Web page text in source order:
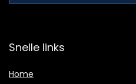
Snelle links
Home